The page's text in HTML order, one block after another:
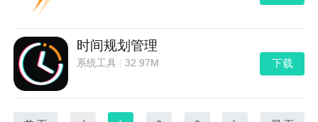
时间规划管理
系统工具 |32.97M 下载